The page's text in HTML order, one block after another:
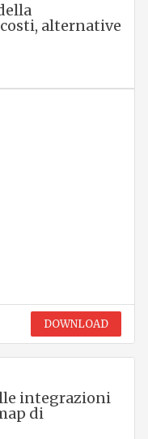
alternative
DOWNLOAD
integrazioni
di